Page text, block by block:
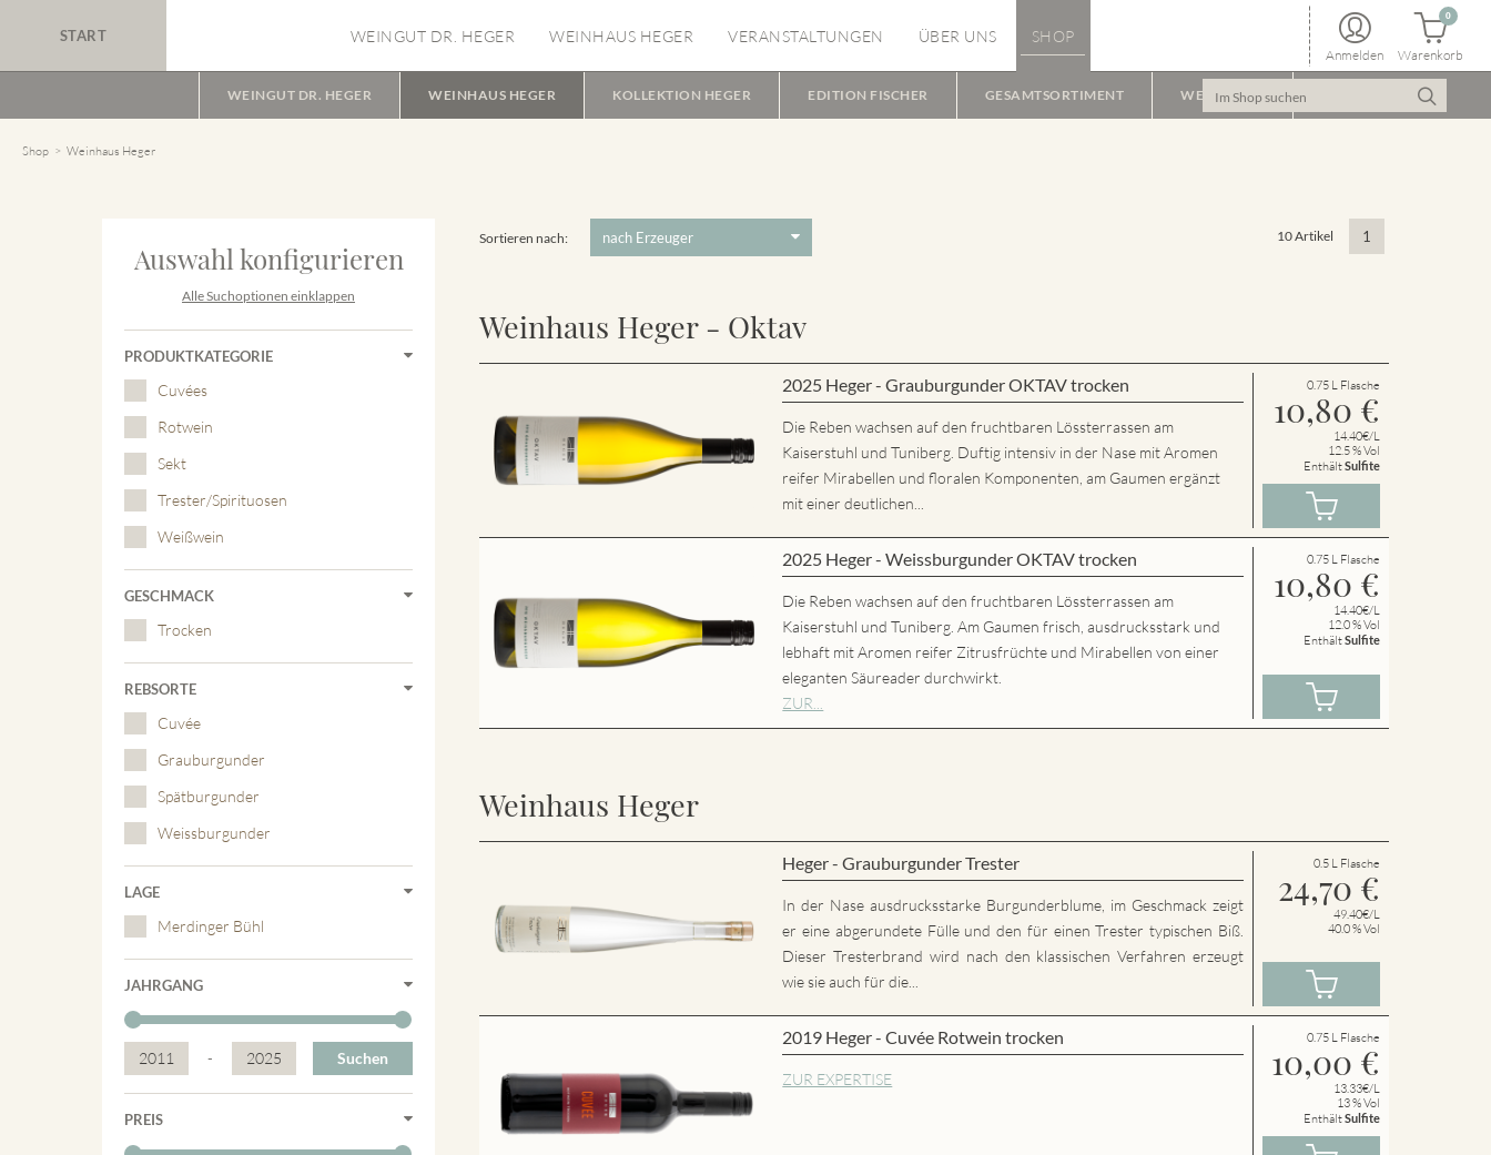
START WEINGUT DR. HEGER WEINHAUS HEGER VERANSTALTUNGEN ÜBER UNS SHOP
Anmelden Warenkorb
0
WEINGUT DR. HEGER WEINHAUS HEGER KOLLEKTION HEGER EDITION FISCHER GESAMTSORTIMENT WEINPAKET
Shop Weinhaus Heger
Auswahl konfigurieren
Alle Suchoptionen einklappen
PRODUKTKATEGORIE
Cuvées
Rotwein
Sekt
Trester/Spirituosen
Weißwein
GESCHMACK
Trocken
REBSORTE
Cuvée
Grauburgunder
Spätburgunder
Weissburgunder
LAGE
Merdinger Bühl
JAHRGANG
2011 - 2025 Suchen
PREIS
Sortieren nach: 10 Artikel 1
Weinhaus Heger - Oktav
2025 Heger - Grauburgunder OKTAV trocken
Die Reben wachsen auf den fruchtbaren Lössterrassen am
Kaiserstuhl und Tuniberg. Duftig intensiv in der Nase mit Aromen
reifer Mirabellen und floralen Komponenten, am Gaumen ergänzt
mit einer deutlichen...
0.75 L Flasche
10,80 €
14.40€/L
12.5 % Vol
EnthältSulfite
2025 Heger - Weissburgunder OKTAV trocken
Die Reben wachsen auf den fruchtbaren Lössterrassen am
Kaiserstuhl und Tuniberg. Am Gaumen frisch, ausdrucksstark und
lebhaft mit Aromen reifer Zitrusfrüchte und Mirabellen von einer
eleganten Säureader durchwirkt.
ZUR...
0.75 L Flasche
10,80 €
14.40€/L
12.0 % Vol
EnthältSulfite
Weinhaus Heger
Heger - Grauburgunder Trester
In der Nase ausdrucksstarke Burgunderblume, im Geschmack zeigt
er eine abgerundete Fülle und den für einen Trester typischen Biß.
Dieser Tresterbrand wird nach den klassischen Verfahren erzeugt
wie sie auch für die...
0.5 L Flasche
24,70 €
49.40€/L
40.0 % Vol
2019 Heger - Cuvée Rotwein trocken
ZUR EXPERTISE
0.75 L Flasche
10,00 €
13.33€/L
13 % Vol
EnthältSulfite